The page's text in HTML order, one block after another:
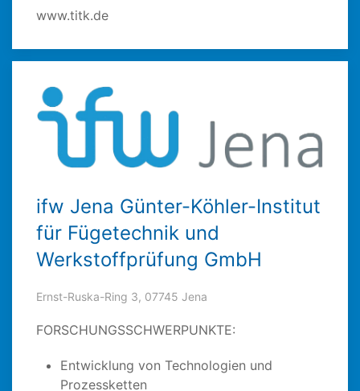
www.titk.de
ifw Jena Günter-Köhler-Institut
für Fügetechnik und
Werkstoffprüfung GmbH
Ernst-Ruska-Ring 3, 07745 Jena
FORSCHUNGSSCHWERPUNKTE:
Entwicklung von Technologien und
Prozessketten